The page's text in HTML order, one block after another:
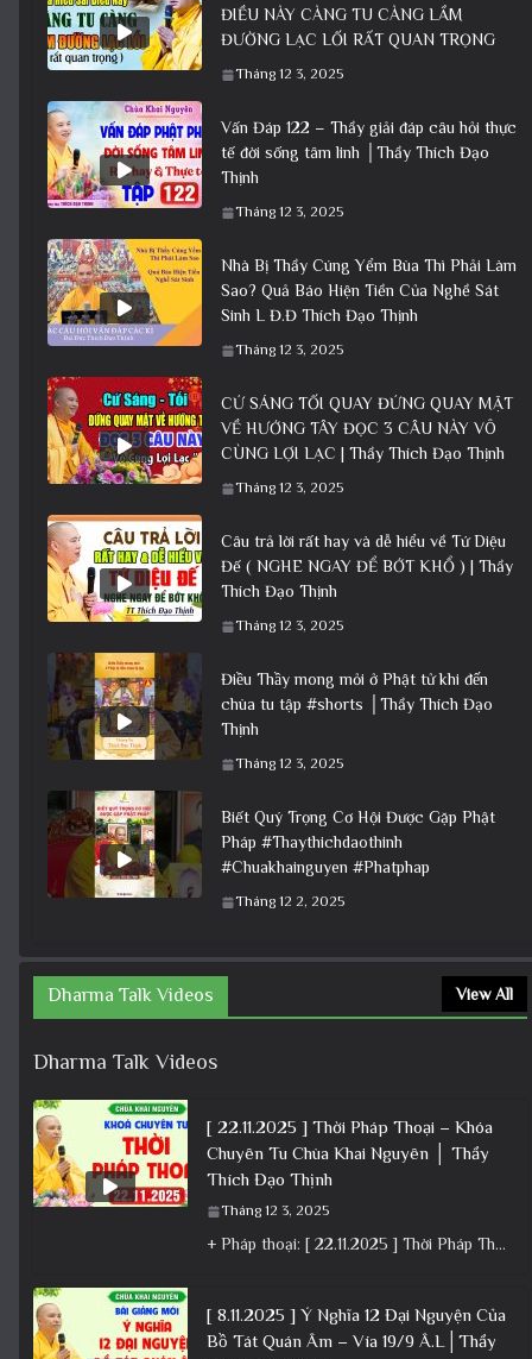
ĐIỀU NÀY CÀNG TU CÀNG LẦM
ĐƯỜNG LẠC LỐI RẤT QUAN TRỌNG
Tháng 12 3, 2025
Vấn Đáp 122 – Thầy giải đáp câu hỏi thực
tế đời sống tâm linh │Thầy Thích Đạo
Thịnh
Tháng 12 3, 2025
Nhà Bị Thầy Cúng Yểm Bùa Thì Phải Làm
Sao? Quả Báo Hiện Tiền Của Nghề Sát
Sinh L Đ.Đ Thích Đạo Thịnh
Tháng 12 3, 2025
CỨ SÁNG TỐI QUAY ĐỨNG QUAY MẶT
VỀ HƯỚNG TÂY ĐỌC 3 CÂU NÀY VÔ
CÙNG LỢI LẠC | Thầy Thích Đạo Thịnh
Tháng 12 3, 2025
Câu trả lời rất hay và dễ hiểu về Tứ Diệu
Đế ( NGHE NGAY ĐỂ BỚT KHỔ ) | Thầy
Thích Đạo Thịnh
Tháng 12 3, 2025
Điều Thầy mong mỏi ở Phật tử khi đến
chùa tu tập #shorts │Thầy Thích Đạo
Thịnh
Tháng 12 3, 2025
Biết Quý Trọng Cơ Hội Được Gặp Phật
Pháp #Thaythichdaothinh
#Chuakhainguyen #Phatphap
Tháng 12 2, 2025
Dharma Talk Videos View All
Dharma Talk Videos
[ 22.11.2025 ] Thời Pháp Thoại – Khóa
Chuyên Tu Chùa Khai Nguyên │ Thầy
Thích Đạo Thịnh
Tháng 12 3, 2025
+ Pháp thoại: [ 22.11.2025 ] Thời Pháp Thoại – Khóa Chuyên Tu Chùa Khai Nguyên │ Thầy Thích Đạo
[ 8.11.2025 ] Ý Nghĩa 12 Đại Nguyện Của
Bồ Tát Quán Âm – Vía 19/9 Â.L│Thầy